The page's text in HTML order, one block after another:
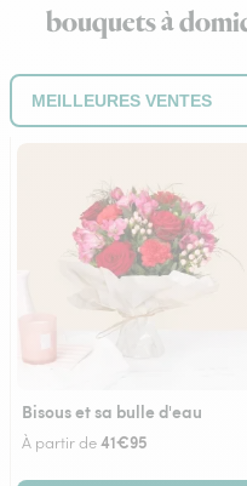
bouquets à
Bisous et sa bulle d'eau
À partir de41€95